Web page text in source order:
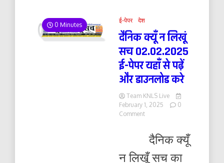
0 Minutes
ई-पेपर देश
दैनिक क्यूँ न लिखूं
सच 02.02.2025
ई-पेपर यहाँ से पढ़ें
और डाउनलोड करे
Team KNLS Live
February 1, 2025
0
Commenton
सच
दैनिक क्यूँ
न लिखूँ सच का